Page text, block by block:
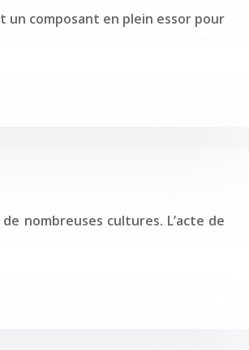
un composant en plein essor pour
nombreuses cultures. L’acte de